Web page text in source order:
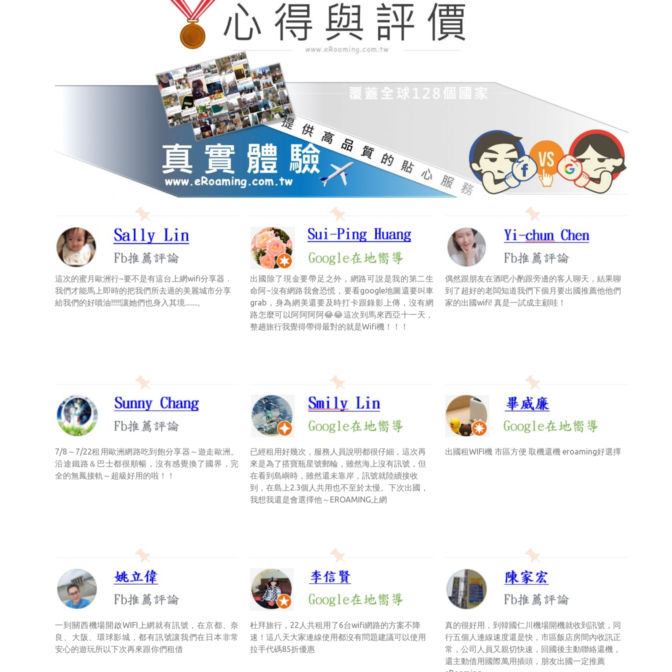
這次的蜜月歐洲行~要不是有這台上網wifi分享器．
我們才能馬上即時的把我們所去過的美麗城市分享
給我們的好噴油!!!!!讓她們也身入其境........。
出國除了現金要帶足之外，網路可說是我的第二生
命阿~沒有網路我會恐慌，要看google地圖還要叫車
grab，身為網美還要及時打卡跟錄影上傳，沒有網
路怎麼可以阿阿阿阿😂😂這次到馬來西亞十一天，
整趟旅行我覺得帶得最對的就是Wifi機！！！
偶然跟朋友在酒吧小酌跟旁邊的客人聊天，結果聊
到了超好的老闆知道我們下個月要出國推薦他他們
家的出國wifi! 真是一試成主顧哇！
7/8～7/22租用歐洲網路吃到飽分享器～遊走歐洲。
沿途鐵路＆巴士都很順暢，沒有感覺換了國界，完
全的無鳳接軌～超級好用的啦！！
已經租用好幾次，服務人員說明都很仔細，這次再
來是為了搭寶瓶星號郵輪，雖然海上沒有訊號，但
在看到島嶼時，雖然還未靠岸，訊號就陸續接收
到，在島上2.3個人共用也不至於太慢。下次出國，
我想我還是會選擇他～EROAMING上網
出國租WIFI機 市區方便 取機還機 eroaming好選擇
一到關西機場開啟WIFI上網就有訊號，在京都、奈
良、大阪、環球影城，都有訊號讓我們在日本非常
安心的遊玩所以下次再來跟你們租借
杜拜旅行，22人共租用了6台wifi網路的方案不降
速！這八天大家連線使用都沒有問題建議可以使用
拉手代碼85折優惠
真的很好用，到韓國仁川機場開機就收到訊號，同
行五個人連線速度還是快，市區飯店房間內收訊正
常，公司人員又親切快速，回國後主動聯絡還機，
還主動借用國際萬用插頭，朋友出國一定推薦